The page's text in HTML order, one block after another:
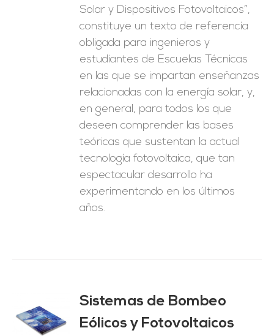
Solar y Dispositivos Fotovoltaicos”,
constituye un texto de referencia
obligada para ingenieros y
estudiantes de Escuelas Técnicas
en las que se impartan enseñanzas
relacionadas con la energía solar, y,
en general, para todos los que
deseen comprender las bases
teóricas que sustentan la actual
tecnología fotovoltaica, que tan
espectacular desarrollo ha
experimentando en los últimos
años.
Sistemas de Bombeo
Eólicos y Fotovoltaicos